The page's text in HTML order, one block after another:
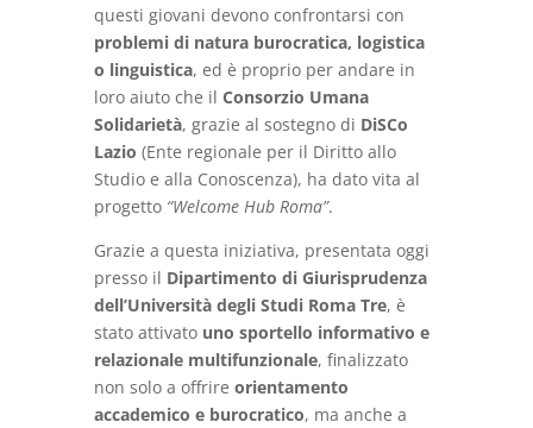
questi giovani devono confrontarsi con
problemi di natura burocratica, logistica
o linguistica, ed è proprio per andare in
loro aiuto che il Consorzio Umana
Solidarietà, grazie al sostegno di DiSCo
Lazio (Ente regionale per il Diritto allo
Studio e alla Conoscenza), ha dato vita al
progetto “Welcome Hub Roma”.
Grazie a questa iniziativa, presentata oggi
presso il Dipartimento di Giurisprudenza
dell’Università degli Studi Roma Tre, è
stato attivato uno sportello informativo e
relazionale multifunzionale, finalizzato
non solo a offrire orientamento
accademico e burocratico, ma anche a